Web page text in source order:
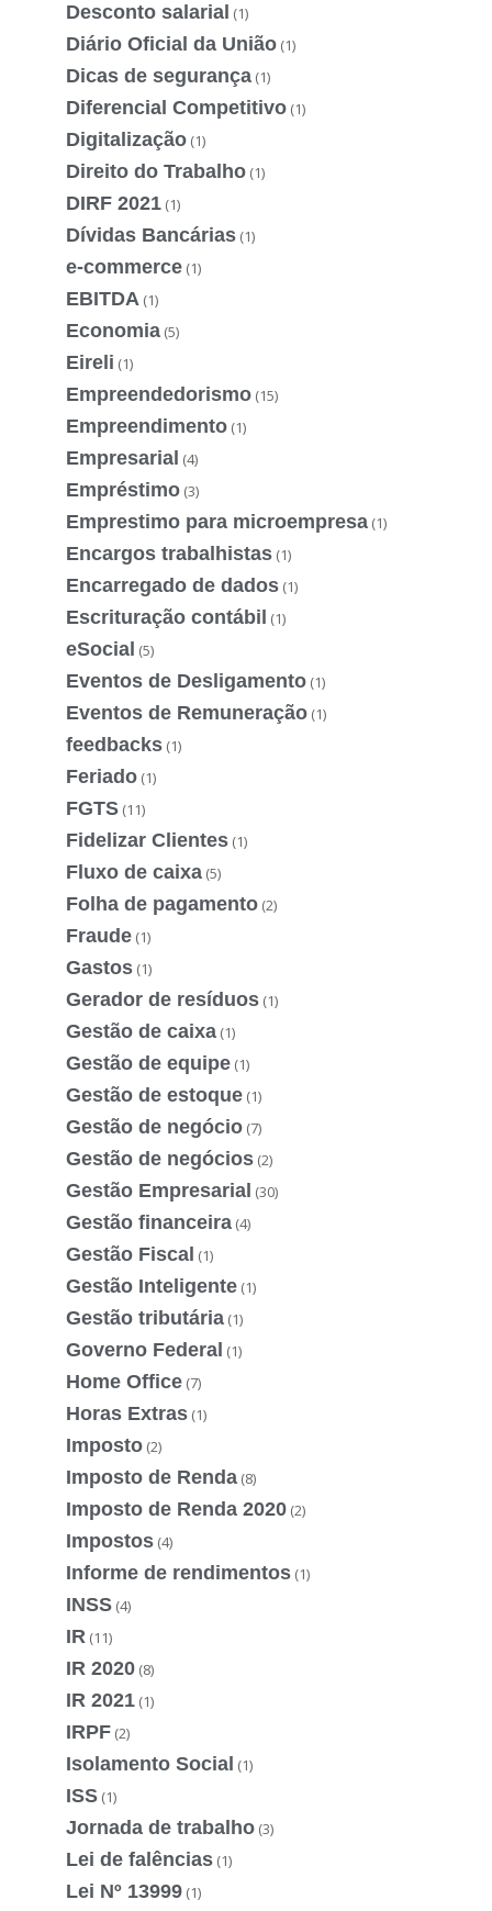
Desconto salarial (1)
Diário Oficial da União (1)
Dicas de segurança (1)
Diferencial Competitivo (1)
Digitalização (1)
Direito do Trabalho (1)
DIRF 2021 (1)
Dívidas Bancárias (1)
e-commerce (1)
EBITDA (1)
Economia (5)
Eireli (1)
Empreendedorismo (15)
Empreendimento (1)
Empresarial (4)
Empréstimo (3)
Emprestimo para microempresa (1)
Encargos trabalhistas (1)
Encarregado de dados (1)
Escrituração contábil (1)
eSocial (5)
Eventos de Desligamento (1)
Eventos de Remuneração (1)
feedbacks (1)
Feriado (1)
FGTS (11)
Fidelizar Clientes (1)
Fluxo de caixa (5)
Folha de pagamento (2)
Fraude (1)
Gastos (1)
Gerador de resíduos (1)
Gestão de caixa (1)
Gestão de equipe (1)
Gestão de estoque (1)
Gestão de negócio (7)
Gestão de negócios (2)
Gestão Empresarial (30)
Gestão financeira (4)
Gestão Fiscal (1)
Gestão Inteligente (1)
Gestão tributária (1)
Governo Federal (1)
Home Office (7)
Horas Extras (1)
Imposto (2)
Imposto de Renda (8)
Imposto de Renda 2020 (2)
Impostos (4)
Informe de rendimentos (1)
INSS (4)
IR (11)
IR 2020 (8)
IR 2021 (1)
IRPF (2)
Isolamento Social (1)
ISS (1)
Jornada de trabalho (3)
Lei de falências (1)
Lei Nº 13999 (1)